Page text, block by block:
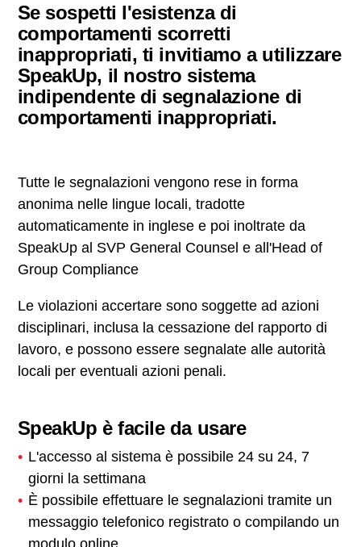
Se sospetti l'esistenza di
comportamenti scorretti
inappropriati, ti invitiamo a utilizzare
SpeakUp, il nostro sistema
indipendente di segnalazione di
comportamenti inappropriati.
Tutte le segnalazioni vengono rese in forma
anonima nelle lingue locali, tradotte
automaticamente in inglese e poi inoltrate da
SpeakUp al SVP General Counsel e all'Head of
Group Compliance
Le violazioni accertare sono soggette ad azioni
disciplinari, inclusa la cessazione del rapporto di
lavoro, e possono essere segnalate alle autorità
locali per eventuali azioni penali.
SpeakUp è facile da usare
L'accesso al sistema è possibile 24 su 24, 7
giorni la settimana
È possibile effettuare le segnalazioni tramite un
messaggio telefonico registrato o compilando un
modulo online